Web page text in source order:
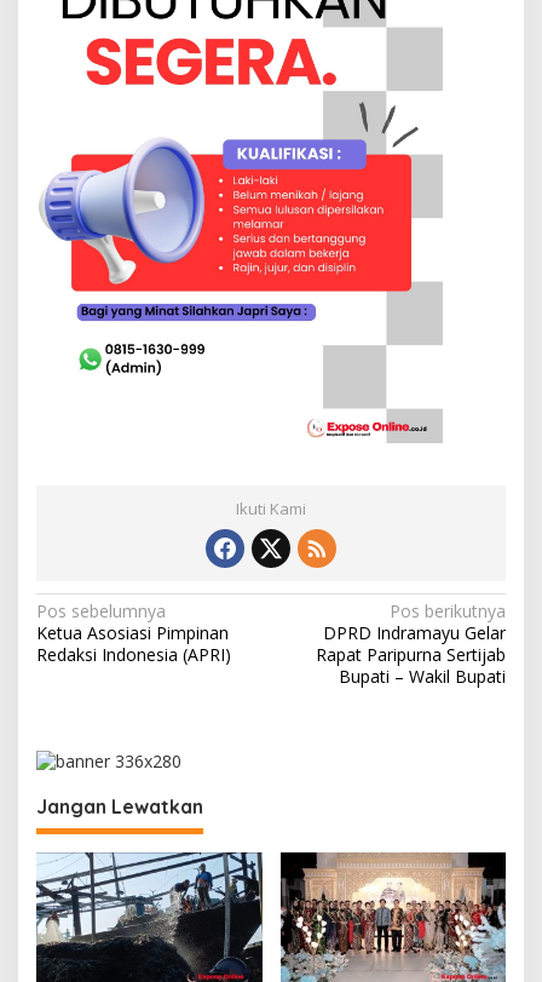
Ikuti Kami
N
a
g
s
i
p
o
s
Pos sebelumnya
Ketua Asosiasi Pimpinan
Redaksi Indonesia (APRI)
Pos berikutnya
DPRD Indramayu Gelar
Rapat Paripurna Sertijab
Bupati – Wakil Bupati
Jangan Lewatkan